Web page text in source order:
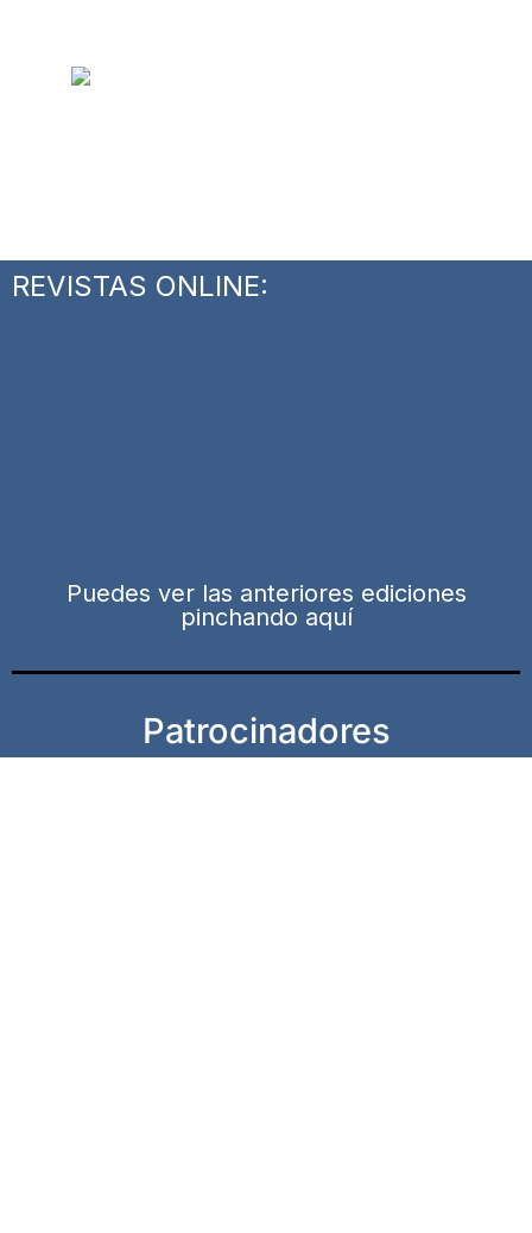
REVISTAS ONLINE:
Puedes ver las anteriores ediciones
pinchando aquí
Patrocinadores